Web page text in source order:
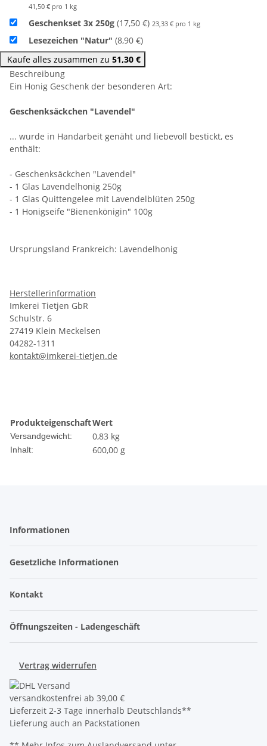
41,50 € pro 1 kg
Geschenkset 3x 250g (17,50 €) 23,33 € pro 1 kg
Lesezeichen "Natur" (8,90 €)
Kaufe alles zusammen zu 51,30 €
Beschreibung
Ein Honig Geschenk der besonderen Art:
Geschenksäckchen "Lavendel"
... wurde in Handarbeit genäht und liebevoll bestickt, es
enthält:
- Geschenksäckchen "Lavendel"
- 1 Glas Lavendelhonig 250g
- 1 Glas Quittengelee mit Lavendelblüten 250g
- 1 Honigseife "Bienenkönigin" 100g
Ursprungsland Frankreich: Lavendelhonig
Herstellerinformation
Imkerei Tietjen GbR
Schulstr. 6
27419 Klein Meckelsen
04282-1311
kontakt@imkerei-tietjen.de
ProdukteigenschaftWert
Versandgewicht: 0,83 kg
Inhalt: 600,00 g
Informationen
Gesetzliche Informationen
Kontakt
Öffnungszeiten - Ladengeschäft
Vertrag widerrufen
versandkostenfrei ab 39,00 €
Lieferzeit 2-3 Tage innerhalb Deutschlands**
Lieferung auch an Packstationen